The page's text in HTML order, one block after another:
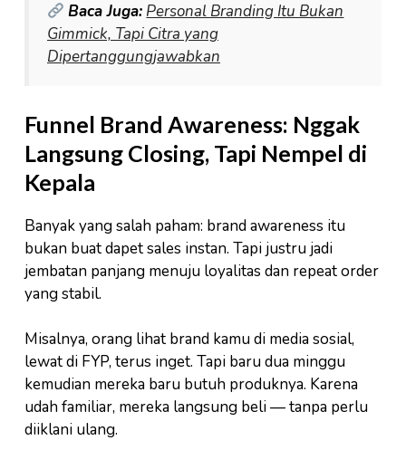
Baca Juga: Personal Branding Itu Bukan
Gimmick, Tapi Citra yang
Dipertanggungjawabkan
Funnel Brand Awareness: Nggak
Langsung Closing, Tapi Nempel di
Kepala
Banyak yang salah paham: brand awareness itu
bukan buat dapet sales instan. Tapi justru jadi
jembatan panjang menuju loyalitas dan repeat order
yang stabil.
Misalnya, orang lihat brand kamu di media sosial,
lewat di FYP, terus inget. Tapi baru dua minggu
kemudian mereka baru butuh produknya. Karena
udah familiar, mereka langsung beli — tanpa perlu
diiklani ulang.